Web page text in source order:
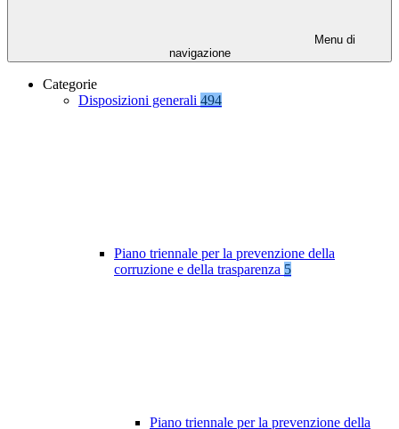
Menu di
navigazione
Categorie
Disposizioni generali 494
Piano triennale per la prevenzione della
corruzione e della trasparenza 5
Piano triennale per la prevenzione della